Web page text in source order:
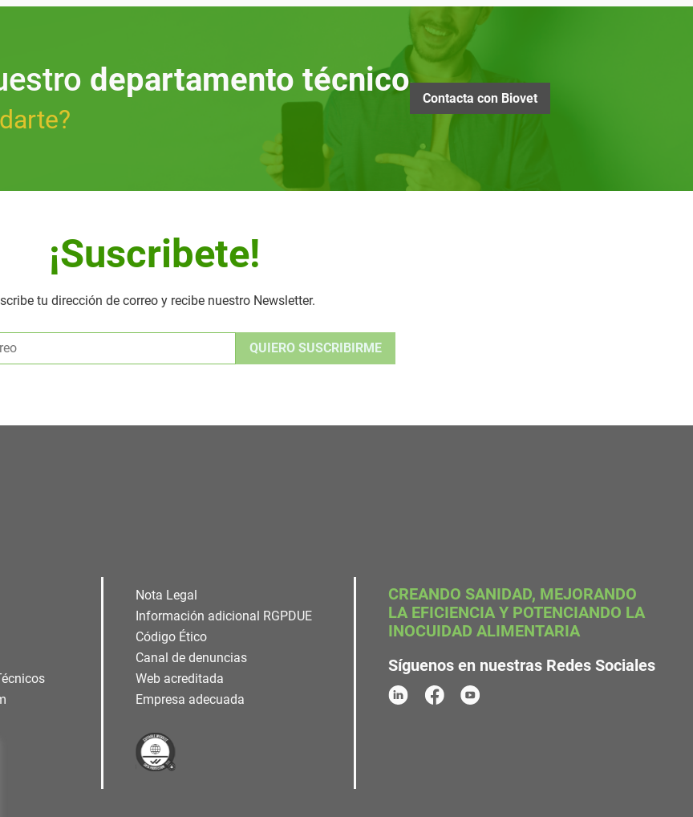
departamento técnico Contacta con Biovet
¡Suscribete!
tu dirección de correo y recibe nuestro Newsletter.
Alternative:
Nota Legal
Información adicional RGPDUE
Código Ético
Canal de denuncias
Web acreditada
Empresa adecuada
CREANDO SANIDAD, MEJORANDO
LA EFICIENCIA Y POTENCIANDO LA
INOCUIDAD ALIMENTARIA
Síguenos en nuestras Redes Sociales